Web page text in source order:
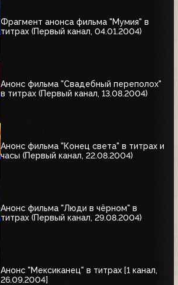
Фрагмент анонса фильма "Мумия" в
титрах (Первый канал, 04.01.2004)
Анонс фильма "Свадебный переполох"
в титрах (Первый канал, 13.08.2004)
Анонс фильма "Конец света" в титрах и
часы (Первый канал, 22.08.2004)
Анонс фильма "Люди в чёрном" в
титрах (Первый канал, 29.08.2004)
Анонс "Мексиканец" в титрах [1 канал,
26.09.2004]